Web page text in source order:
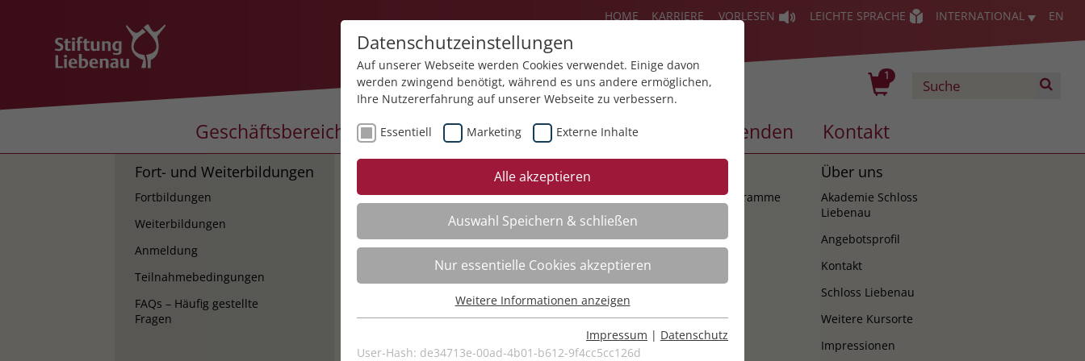
HOME KARRIERE VORLESEN LEICHTE SPRACHE INTERNATIONAL EN
Geschäftsbereiche Über uns Aktuelles Akademie Spenden Kontakt
1
Fort- und Weiterbildungen
Fortbildungen
Weiterbildungen
Anmeldung
Teilnahmebedingungen
FAQs – Häufig gestellte
Fragen
Kursempfehlungen
Beratung
Supervision
Coaching
Mediation
Organisationsentwicklung
Bildungsberatung
Moderation
Bildungsprogramme
Über uns
Akademie Schloss
Liebenau
Angebotsprofil
Kontakt
Schloss Liebenau
Weitere Kursorte
Impressionen
Datenschutzeinstellungen
Auf unserer Webseite werden Cookies verwendet. Einige davon
werden zwingend benötigt, während es uns andere ermöglichen,
Ihre Nutzererfahrung auf unserer Webseite zu verbessern.
Essentiell Marketing Externe Inhalte
Alle akzeptieren
Auswahl Speichern & schließen
Nur essentielle Cookies akzeptieren
Essentielle Cookies werden für grundlegende Funktionen der
Webseite benötigt. Dadurch ist gewährleistet, dass die Webseite
Weitere Informationen anzeigen
Impressum | Datenschutz
User-Hash: de34713e-00ad-4b01-b612-9f4cc5cc126d